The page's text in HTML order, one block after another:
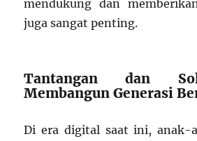
mendukung dan
juga sangat penting.
Tantangan dan
Membangun Generasi
Di era digital saat ini, anak-